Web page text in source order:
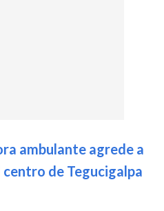
ambulante agrede a
de Tegucigalpa